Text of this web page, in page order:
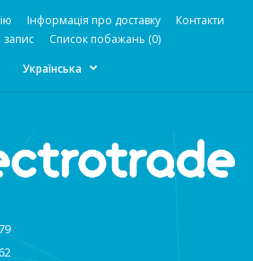
Інформація про доставку
Контакти
запис
Список побажань (0)
Українська